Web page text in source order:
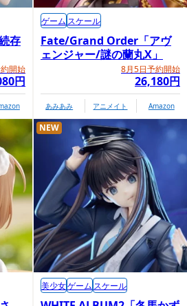
存
開始
円
Fate/Grand Order「アヴ
ェンジャー/謎の蘭丸X」
8月5日予約開始
26,180円
ゲーム スケール
あみあみ アニメイト Amazon
NEW
美少女ゲーム スケール